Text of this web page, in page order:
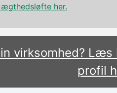
her.
virksomhed?
profil